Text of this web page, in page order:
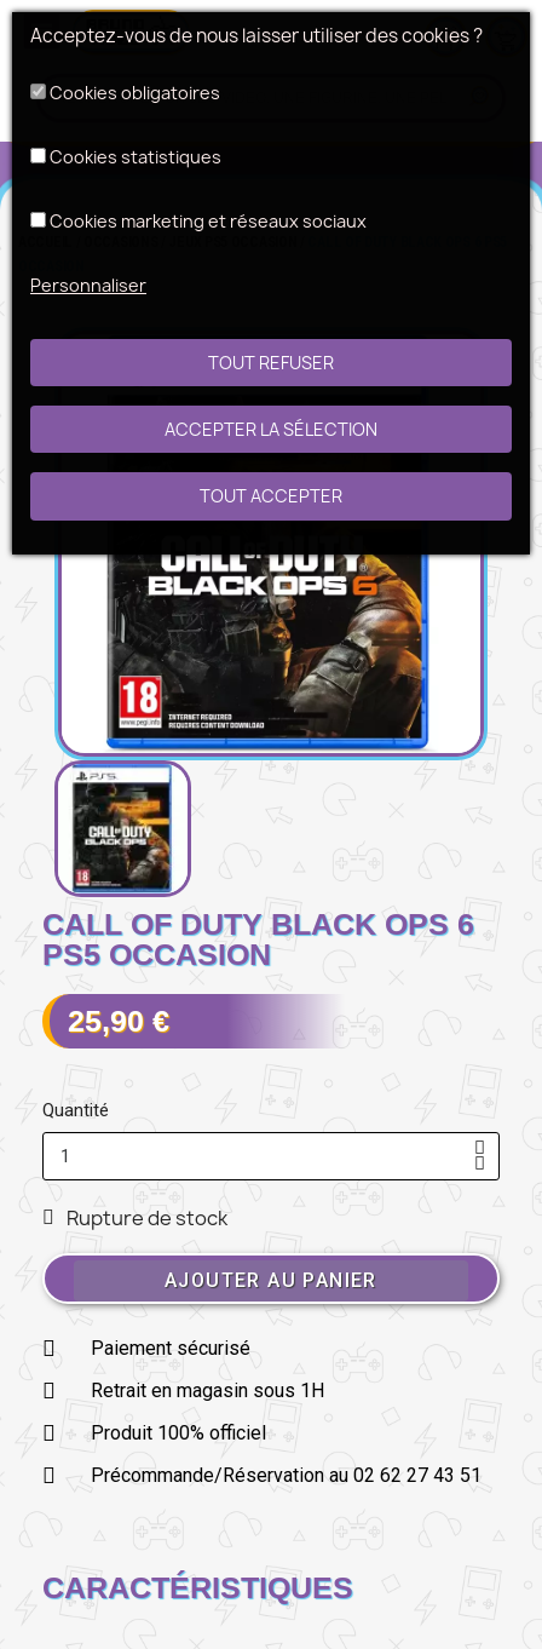
CALL OF DUTY BLACK OPS 6
PS5 OCCASION
25,90 €
Quantité
Rupture de stock
AJOUTER AU PANIER
Paiement sécurisé
Retrait en magasin sous 1H
Produit 100% officiel
Précommande/Réservation au 02 62 27 43 51
CARACTÉRISTIQUES
Acceptez-vous de nous laisser utiliser des cookies ?
Cookies obligatoires
Cookies statistiques
Cookies marketing et réseaux sociaux
Personnaliser
TOUT REFUSER
ACCEPTER LA SÉLECTION
TOUT ACCEPTER